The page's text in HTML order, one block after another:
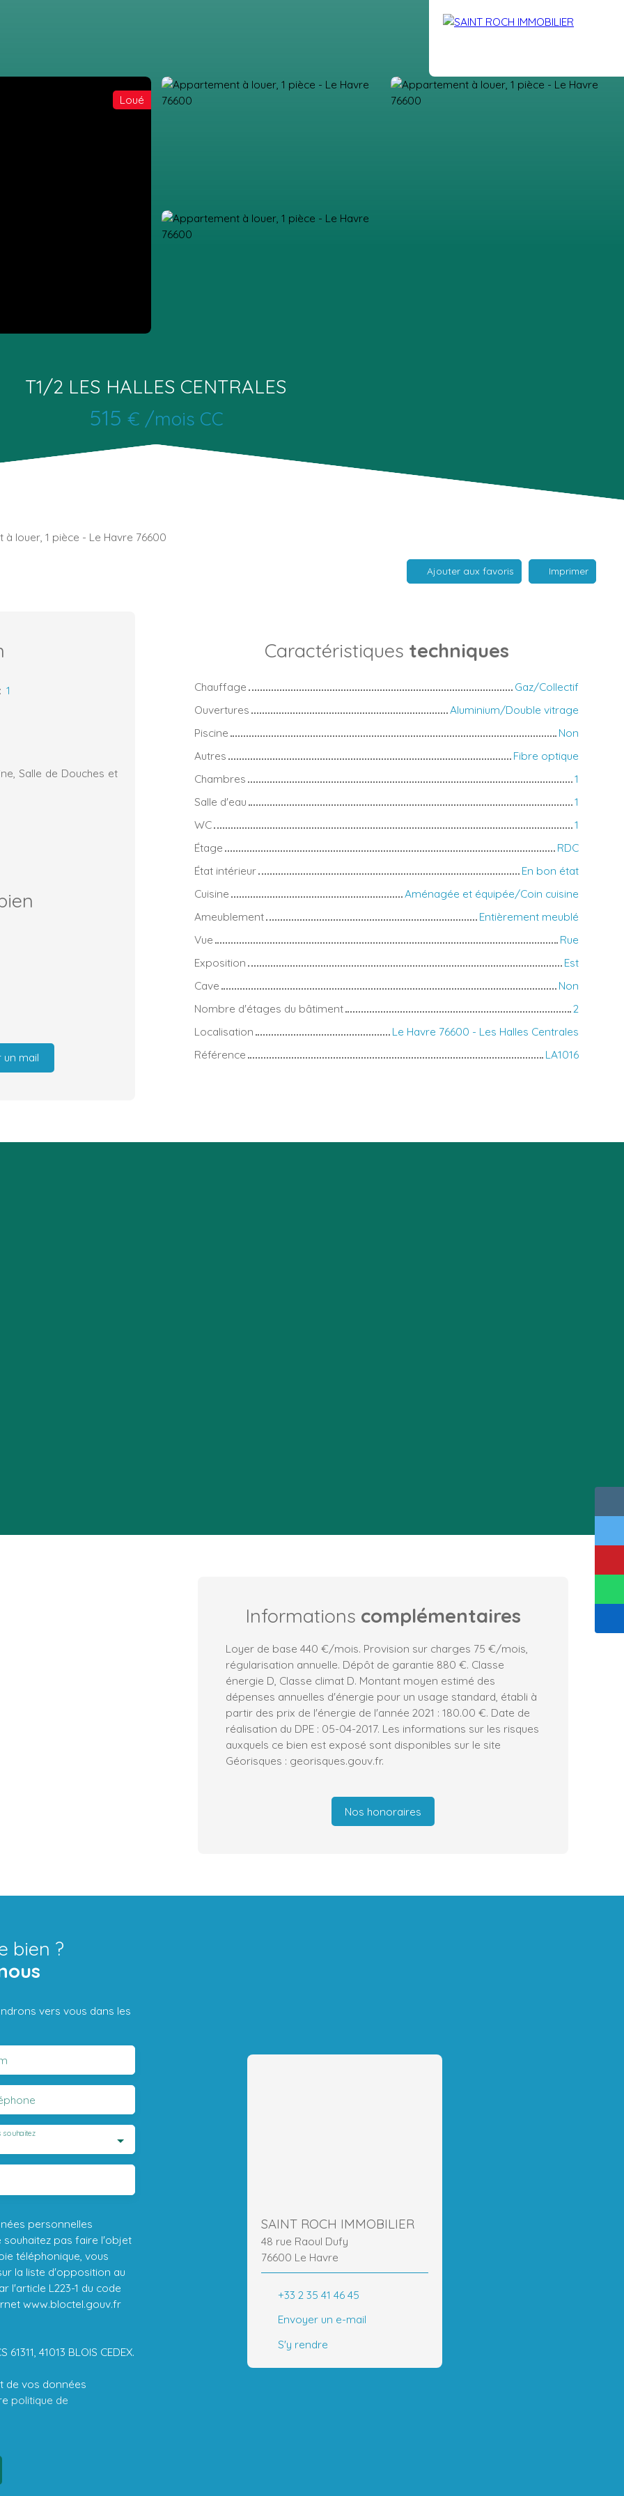
Loué
T1/2 LES HALLES CENTRALES
515 € /mois CC
louer, 1 pièce - Le Havre 76600
Ajouter aux favoris Imprimer
1
Salle de Douches et
un mail
Caractéristiques techniques
Chauffage
Gaz/Collectif
Ouvertures
Aluminium/Double vitrage
Piscine
Non
Autres
Fibre optique
Chambres
1
Salle d'eau
1
WC
1
Étage
RDC
État intérieur
En bon état
Cuisine
Aménagée et équipée/Coin cuisine
Ameublement
Entièrement meublé
Vue
Rue
Exposition
Est
Cave
Non
Nombre d'étages du bâtiment
2
Localisation
Le Havre 76600 - Les Halles Centrales
Référence
LA1016
Informations complémentaires
Loyer de base 440 €/mois. Provision sur charges 75 €/mois,
régularisation annuelle. Dépôt de garantie 880 €. Classe
énergie D, Classe climat D. Montant moyen estimé des
dépenses annuelles d'énergie pour un usage standard, établi à
partir des prix de l'énergie de l'année 2021 : 180.00 €. Date de
réalisation du DPE : 05-04-2017. Les informations sur les risques
auxquels ce bien est exposé sont disponibles sur le site
Géorisques : georisques.gouv.fr.
Nos honoraires
bien ?
vers vous dans les
souhaitez
personnelles
souhaitez pas faire l'objet
téléphonique, vous
la liste d'opposition au
l'article L223-1 du code
www.bloctel.gouv.fr
41013 BLOIS CEDEX.
de vos données
politique de
SAINT ROCH IMMOBILIER
48 rue Raoul Dufy
76600 Le Havre
+33 2 35 41 46 45
Envoyer un e-mail
S'y rendre